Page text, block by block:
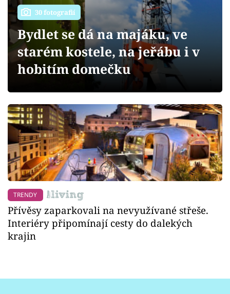
Přihlášení
Sledujte nás
30 fotografií
Bydlet se dá na majáku, ve
starém kostele, na jeřábu i v
hobitím domečku
TRENDY
Přívěsy zaparkovali na nevyužívané střeše.
Interiéry připomínají cesty do dalekých
krajin